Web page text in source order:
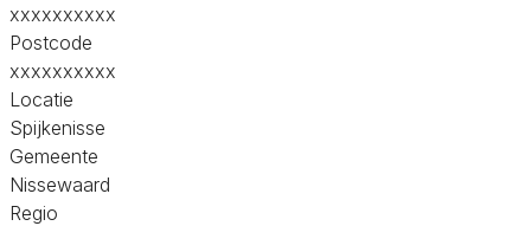
xxxxxxxxxx
Postcode
xxxxxxxxxx
Locatie
Spijkenisse
Gemeente
Nissewaard
Regio